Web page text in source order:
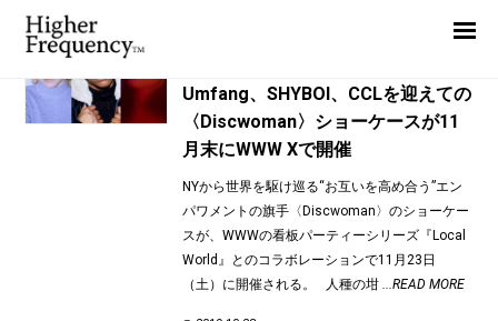
TAG: Umfang
Umfang、SHYBOI、CCLを迎えての
〈Discwoman〉ショーケースが11
月末にWWW Xで開催
NYから世界を駆け巡る“お互いを高め合う”エン
パワメントの旗手〈Discwoman〉のショーケー
スが、WWWの看板パーティーシリーズ『Local
World』とのコラボレーションで11月23日
（土）に開催される。 人種の坩 ...READ MORE
News
Interview
Report